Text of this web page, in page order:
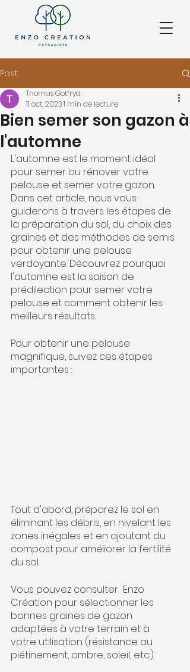
Post
Bien semer son gazon à
l'automne
Thomas Gotfryd
11 oct. 20231 min de lecture
L'automne est le moment idéal
pour semer ou rénover votre
pelouse et semer votre gazon.
Dans cet article, nous vous
guiderons à travers les étapes de
la préparation du sol, du choix des
graines et des méthodes de semis
pour obtenir une pelouse
verdoyante. Découvrez pourquoi
l'automne est la saison de
prédilection pour semer votre
pelouse et comment obtenir les
meilleurs résultats.
Pour obtenir une pelouse
magnifique, suivez ces étapes
importantes :
Tout d'abord, préparez le sol en
éliminant les débris, en nivelant les
zones inégales et en ajoutant du
compost pour améliorer la fertilité
du sol.
Vous pouvez consulter  Enzo
Création pour sélectionner les
bonnes graines de gazon
adaptées à votre terrain et à
votre utilisation (résistance au
piétinement, ombre, soleil, etc.).